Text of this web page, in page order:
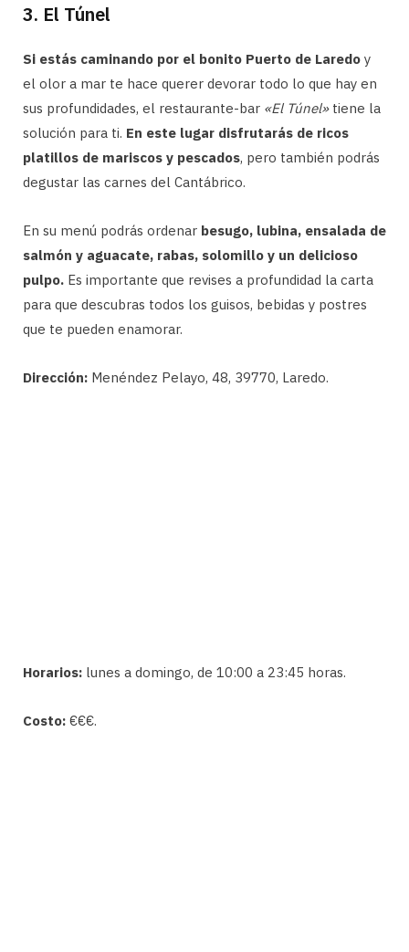
3. El Túnel
Si estás caminando por el bonito Puerto de Laredo y
el olor a mar te hace querer devorar todo lo que hay en
sus profundidades, el restaurante-bar «El Túnel»tiene la
solución para ti. En este lugar disfrutarás de ricos
platillos de mariscos y pescados, pero también podrás
degustar las carnes del Cantábrico.
En su menú podrás ordenar besugo, lubina, ensalada de
salmón y aguacate, rabas, solomillo y un delicioso
pulpo. Es importante que revises a profundidad la carta
para que descubras todos los guisos, bebidas y postres
que te pueden enamorar.
Dirección: Menéndez Pelayo, 48, 39770, Laredo.
Horarios: lunes a domingo, de 10:00 a 23:45 horas.
Costo: €€€.